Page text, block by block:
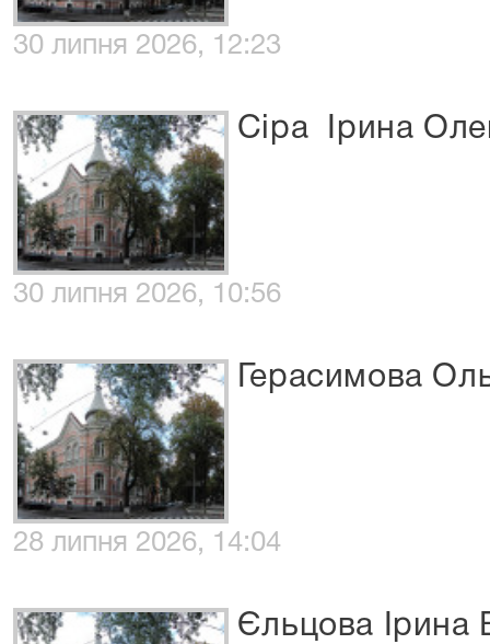
30 липня 2026, 12:23
Сіра Ірина
30 липня 2026, 10:56
Герасимова
28 липня 2026, 14:04
Єльцова Ірина